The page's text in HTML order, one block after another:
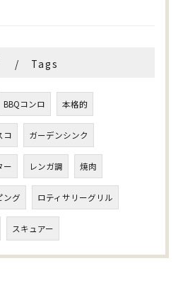
Tags
BBQコンロ 本格的
コ ガーデンシンク
ー レンガ調 焼肉
ング ロティサリーグリル
スキュアー